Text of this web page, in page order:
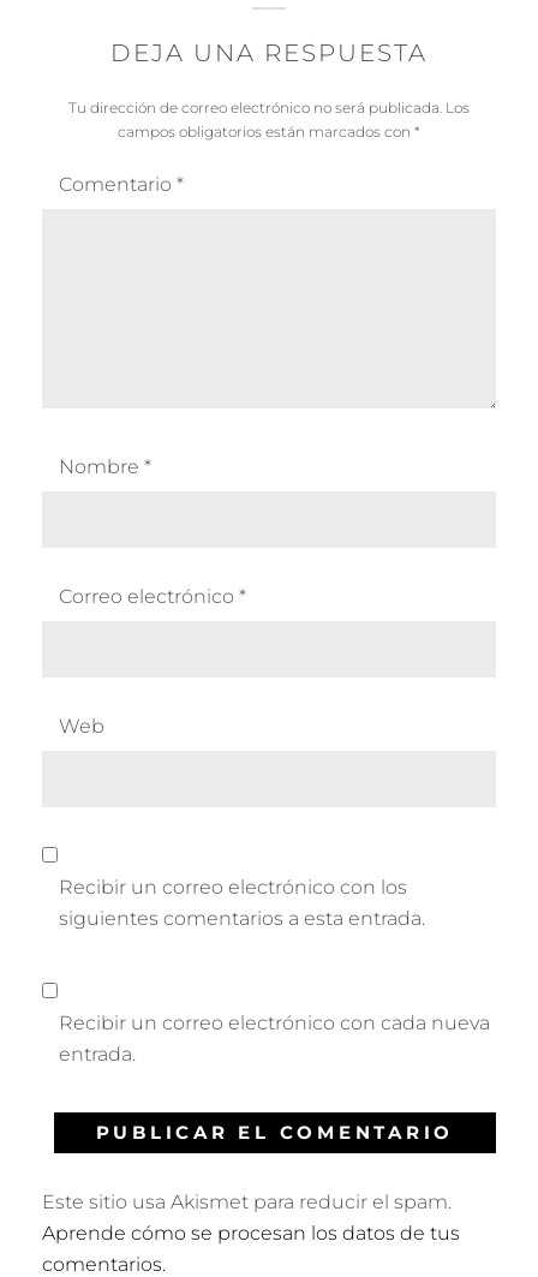
DEJA UNA RESPUESTA
Tu dirección de correo electrónico no será publicada. Los
campos obligatorios están marcados con *
Comentario *
Nombre *
Correo electrónico *
Web
Recibir un correo electrónico con los
siguientes comentarios a esta entrada.
Recibir un correo electrónico con cada nueva
entrada.
Este sitio usa Akismet para reducir el spam.
Aprende cómo se procesan los datos de tus
comentarios.